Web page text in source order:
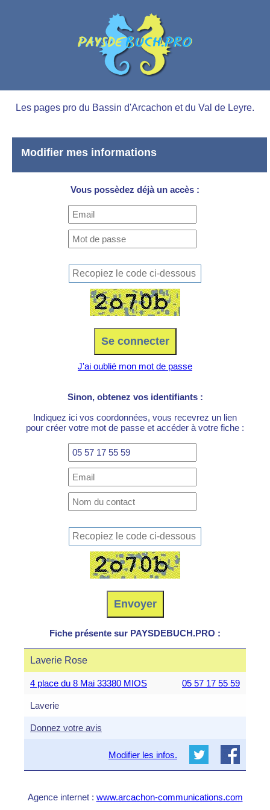
Les pages pro du Bassin d'Arcachon et du Val de Leyre.
Modifier mes informations
Vous possèdez déjà un accès :
J'ai oublié mon mot de passe
Sinon, obtenez vos identifiants :
Indiquez ici vos coordonnées, vous recevrez un lien
pour créer votre mot de passe et accéder à votre fiche :
Fiche présente sur PAYSDEBUCH.PRO :
Laverie Rose
4 place du 8 Mai 33380 MIOS 05 57 17 55 59
Laverie
Donnez votre avis
Modifier les infos.
Agence internet : www.arcachon-communications.com